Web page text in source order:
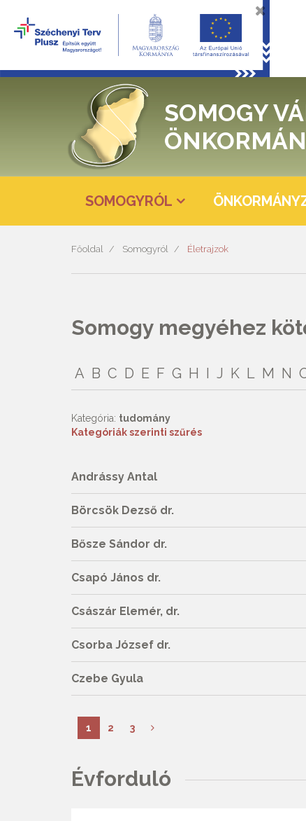
SOMOGY
SOMOGYRÓL
Főoldal Somogyról Életrajzok
Somogy megyéhez
A B C D E F G H I J K L M N
Kategória: tudomány
Kategóriák szerinti szűrés
Andrássy Antal
Börcsök Dezső dr.
Bősze Sándor dr.
Csapó János dr.
Császár Elemér, dr.
Csorba József dr.
Czebe Gyula
1 2 3
Évforduló